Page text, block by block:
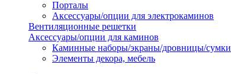
Порталы
Аксессуары/опции для электрокаминов
Вентиляционные решетки
Аксессуары/опции для каминов
Каминные наборы/экраны/дровницы/сумки
Элементы декора, мебель